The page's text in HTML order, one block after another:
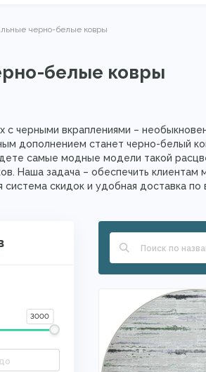
черно-белые ковры
белые ковры
с черными вкраплениями –
дополнением станет черно-белый
самые модные модели такой
Наша задача – обеспечить
система скидок и удобная доставка по
3000